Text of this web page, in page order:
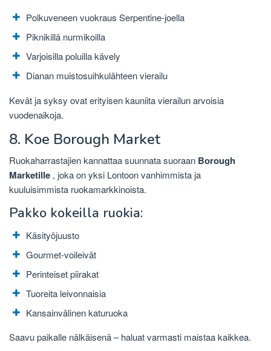
Polkuveneen vuokraus Serpentine-joella
Piknikillä nurmikoilla
Varjoisilla poluilla kävely
Dianan muistosuihkulähteen vierailu
Kevät ja syksy ovat erityisen kauniita vierailun arvoisia
vuodenaikoja.
8. Koe Borough Market
Ruokaharrastajien kannattaa suunnata suoraan Borough
Marketille , joka on yksi Lontoon vanhimmista ja
kuuluisimmista ruokamarkkinoista.
Pakko kokeilla ruokia:
Käsityöjuusto
Gourmet-voileivät
Perinteiset piirakat
Tuoreita leivonnaisia
Kansainvälinen katuruoka
Saavu paikalle nälkäisenä – haluat varmasti maistaa kaikkea.